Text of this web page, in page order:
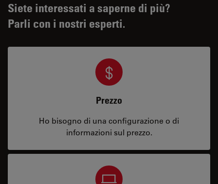
Siete interessati a saperne di più?
Parli con i nostri esperti.
Prezzo
Ho bisogno di una configurazione o di
informazioni sul prezzo.